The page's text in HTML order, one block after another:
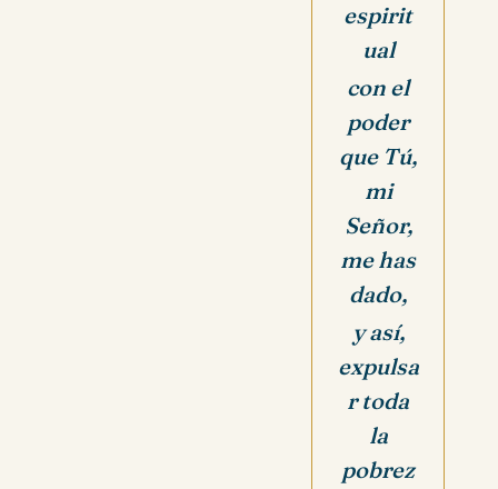
espirit
ual
con el
poder
que Tú,
mi
Señor,
me has
dado,
y así,
expulsa
r toda
la
pobrez